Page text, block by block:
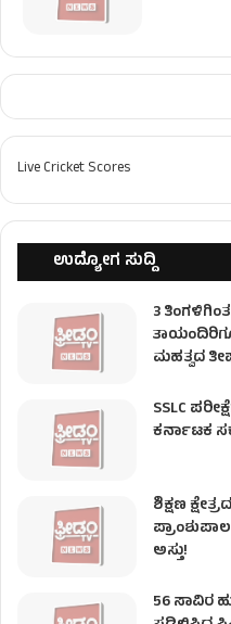
Live Cricket Scores
ಉದ್ಯೋಗ ಸುದ್ದಿ
3
ಮಹತ್ವದ
SSLC
ಕರ್ನಾಟಕ
ಶಿಕ್ಷಣ
ಅಸ್ತು!
56 ಸಾವಿರ